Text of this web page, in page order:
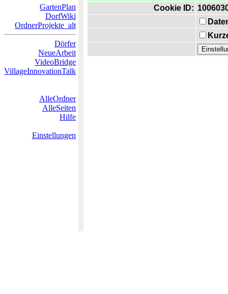
GartenPlan
DorfWiki
OrdnerProjekte_alt
Dörfer
NeueArbeit
VideoBridge
VillageInnovationTalk
AlleOrdner
AlleSeiten
Hilfe
Einstellungen
Cookie ID: